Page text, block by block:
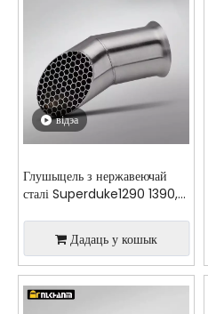
відэа
Глушыцель з нержавеючай
сталі Superduke1290 1390,
на заказ Дадаць у кошык